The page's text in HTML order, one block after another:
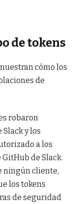
de tokens
cómo los
de
robaron
y los
a los
de Slack.
ningún cliente,
los tokens
de seguridad